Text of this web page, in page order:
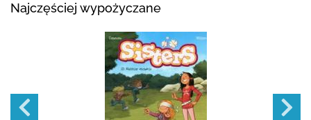
Najczęściej wypożyczane